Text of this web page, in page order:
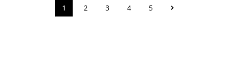
Seite
1 Seite
2 Seite
3 Seite
4 Seite
5